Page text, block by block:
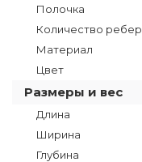
Полочка
Количество ребер
Материал
Цвет
Размеры и вес
Длина
Ширина
Глубина